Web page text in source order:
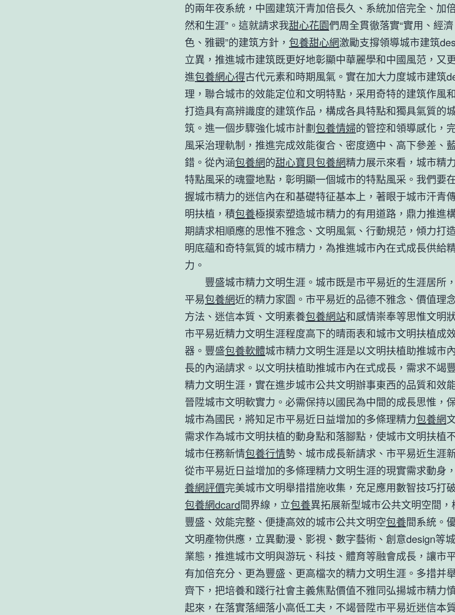
的兩年夜系統，中國建筑汗青加倍長久、系統加倍完全、加
然和生涯”。這就請求我甜心花園們周全貫徹落實“實用、經
色、雅觀”的建筑方針， 包養甜心網激勵支撐領導城市建筑
立異，推進城市建筑既更好地彰顯中華麗學和中國風范，又
進包養網心得古代元素和時期風氣。實在加大力度城市建筑
理，聯合城市的效能定位和文明特點，采用奇特的建筑作風
打造具有高辨識度的建筑作品，構成各具特點和獨具氣質的
筑。進一個步驟強化城市計劃包養情婦的管控和領導感化，
風采治理軌制，推進完成效能復合、密度適中、高下參差、
錯。從內涵包養網的甜心寶貝包養網精力展示來看，城市精
特點風采的魂靈地點，彰明顯一個城市的特點風采。我們要
握城市精力的迷信內在和基礎特征基本上，著眼于城市汗青
明扶植，積包養極摸索塑造城市精力的有用道路，鼎力推進
期請求相順應的思惟不雅念、文明風氣、行動規范，傾力打
明底蘊和奇特氣質的城市精力，為推進城市內在式成長供給
力。
豐盛城市精力文明生涯。城市既是市平易近的生涯居所
平易包養網近的精力家園。市平易近的品德不雅念、價值理
方法、迷信本質、文明素養包養網站和感情崇奉等思惟文明
市平易近精力文明生涯程度高下的晴雨表和城市文明扶植成
器。豐盛包養軟體城市精力文明生涯是以文明扶植助推城市
長的內涵請求。以文明扶植助推城市內在式成長，需求不竭
精力文明生涯，實在進步城市公共文明辦事東西的品質和效
晉陞城市文明軟實力。必需保持以國民為中間的成長思惟，
城市為國民，將知足市平易近日益增加的多條理精力包養網
需求作為城市文明扶植的動身點和落腳點，使城市文明扶植
城市任務新情包養行情勢、城市成長新請求、市平易近生涯
從市平易近日益增加的多條理精力文明生涯的現實需求動身
養網評價完美城市文明舉措措施收集，充足應用數智技巧打
包養網dcard間界線，立包養異拓展新型城市公共文明空間，
豐盛、效能完整、便捷高效的城市公共文明空包養間系統。
文明產物供應，立異動漫、影視、數字藝術、創意design等
業態，推進城市文明與游玩、科技、體育等融會成長，讓市
有加倍充分、更為豐盛、更高檔次的精力文明生涯。多措并
齊下，把培養和踐行社會主義焦點價值不雅同弘揚城市精力
起來，在落實落細落小高低工夫，不竭晉陞市平易近迷信本